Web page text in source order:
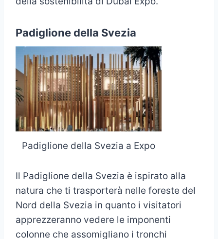
Padiglione della Svezia
Padiglione della Svezia a Expo
Il Padiglione della Svezia è ispirato alla
natura che ti trasporterà nelle foreste del
Nord della Svezia in quanto i visitatori
apprezzeranno vedere le imponenti
colonne che assomigliano i tronchi